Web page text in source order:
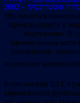
– אנדריי אוסטרובסקי
Что касается
происходящего в
недоумение. Я
просматривая
школьников,
ивритских
Борисовский БАТЭ
европейского